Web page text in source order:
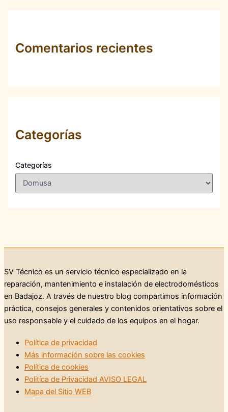
Comentarios recientes
Categorías
Categorías
SV Técnico es un servicio técnico especializado en la
reparación, mantenimiento e instalación de electrodomésticos
en Badajoz. A través de nuestro blog compartimos información
práctica, consejos generales y contenidos orientativos sobre el
uso responsable y el cuidado de los equipos en el hogar.
Política de privacidad
Más información sobre las cookies
Política de cookies
Politíca de Privacidad AVISO LEGAL
Mapa del Sitio WEB